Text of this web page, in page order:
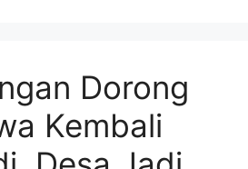
Dorong
Kembali